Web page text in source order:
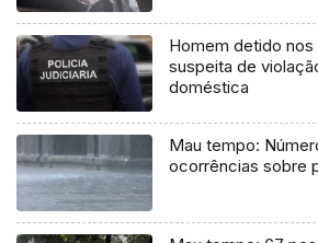
Homem detido
suspeita de
doméstica
Mau tempo:
ocorrências sobre